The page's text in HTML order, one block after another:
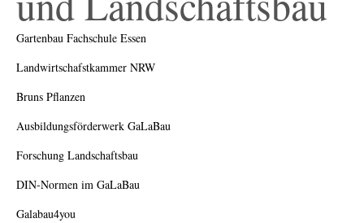
Gartenbau Fachschule Essen
Landwirtschafstkammer NRW
Bruns Pflanzen
Ausbildungsförderwerk GaLaBau
Forschung Landschaftsbau
DIN-Normen im GaLaBau
Galabau4you